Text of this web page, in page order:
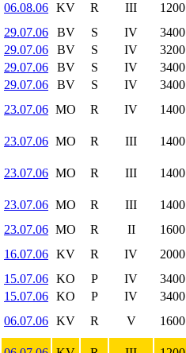
06.08.06 KV R III 1200
29.07.06
BV S IV 3400
29.07.06
BV S IV 3200
29.07.06
BV S IV 3400
29.07.06
BV S IV 3400
23.07.06 MO R IV 1400
23.07.06 MO R III 1400
23.07.06 MO R III 1400
23.07.06 MO R III 1400
23.07.06 MO R II 1600
16.07.06 KV R IV 2000
15.07.06 KO P IV 3400
15.07.06 KO P IV 3400
06.07.06 KV R V 1600